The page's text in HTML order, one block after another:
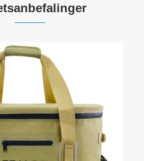
Backpack Produsent:
vilkår